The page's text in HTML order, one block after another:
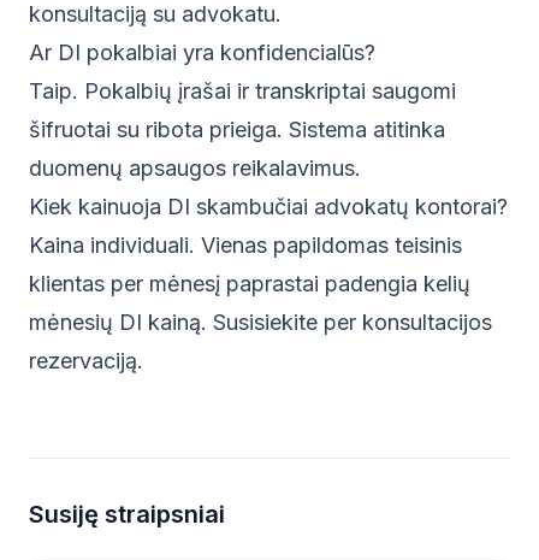
konsultaciją su advokatu.
Ar DI pokalbiai yra konfidencialūs?
Taip. Pokalbių įrašai ir transkriptai saugomi
šifruotai su ribota prieiga. Sistema atitinka
duomenų apsaugos reikalavimus.
Kiek kainuoja DI skambučiai advokatų kontorai?
Kaina individuali. Vienas papildomas teisinis
klientas per mėnesį paprastai padengia kelių
mėnesių DI kainą. Susisiekite per konsultacijos
rezervaciją.
Susiję straipsniai